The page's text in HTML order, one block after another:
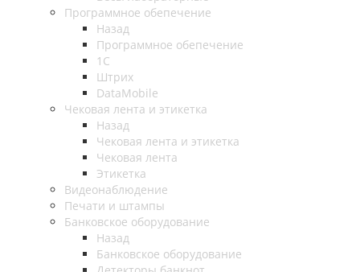
Программное обепечение
Назад
Программное обепечение
1С
Штрих
DataMobile
Чековая лента и этикетка
Назад
Чековая лента и этикетка
Чековая лента
Этикетка
Видеонаблюдение
Печати и штампы
Банковское оборудование
Назад
Банковское оборудование